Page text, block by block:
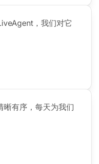
，我们对它
有序，每天为我们